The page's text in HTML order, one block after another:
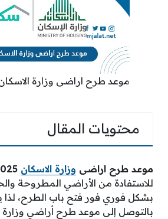
موعد طرح اراضى وزارة
محتويات المقال
موعد طرح اراضى وزارة الاسكان
للاستفادة من الأراضي المطروحة
بشكل فوري فور فتح باب الطرح، لذا
بالتوصل إلى موعد طرح أراضي وزارة